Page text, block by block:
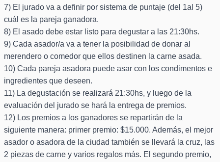
7) El jurado va a definir por sistema de puntaje (del 1al 5)
cuál es la pareja ganadora.
8) El asado debe estar listo para degustar a las 21:30hs.
9) Cada asador/a va a tener la posibilidad de donar al
merendero o comedor que ellos destinen la carne asada.
10) Cada pareja asadora puede asar con los condimentos e
ingredientes que deseen.
11) La degustación se realizará 21:30hs, y luego de la
evaluación del jurado se hará la entrega de premios.
12) Los premios a los ganadores se repartirán de la
siguiente manera: primer premio: $15.000. Además, el mejor
asador o asadora de la ciudad también se llevará la cruz, las
2 piezas de carne y varios regalos más. El segundo premio,